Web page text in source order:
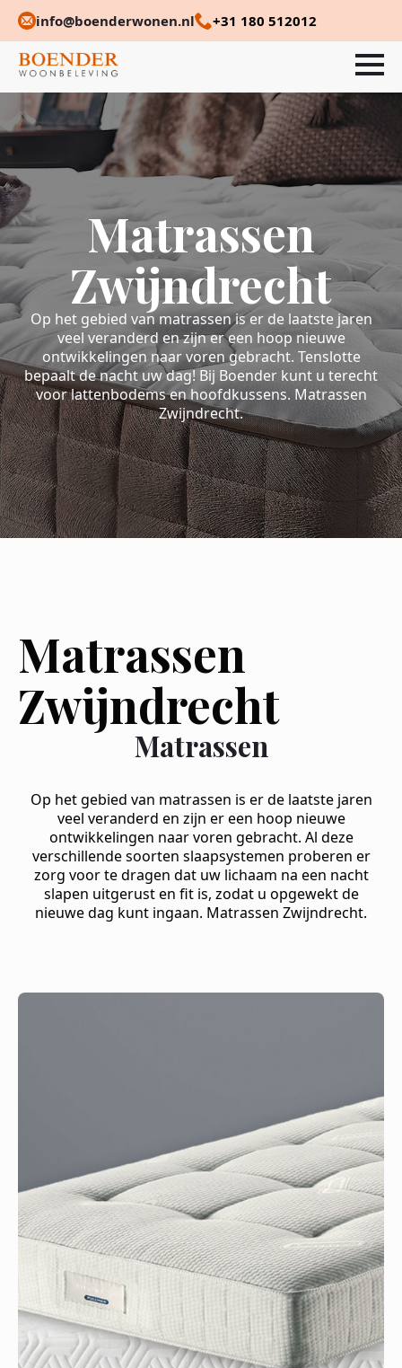
info@boenderwonen.nl +31 180 512012
Matrassen
Zwijndrecht
Op het gebied van matrassen is er de laatste jaren
veel veranderd en zijn er een hoop nieuwe
ontwikkelingen naar voren gebracht. Tenslotte
bepaalt de nacht uw dag! Bij Boender kunt u terecht
voor lattenbodems en hoofdkussens. Matrassen
Zwijndrecht.
Matrassen
Zwijndrecht
Matrassen
Op het gebied van matrassen is er de laatste jaren
veel veranderd en zijn er een hoop nieuwe
ontwikkelingen naar voren gebracht. Al deze
verschillende soorten slaapsystemen proberen er
zorg voor te dragen dat uw lichaam na een nacht
slapen uitgerust en fit is, zodat u opgewekt de
nieuwe dag kunt ingaan. Matrassen Zwijndrecht.